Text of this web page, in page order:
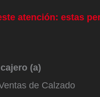
atención: estas
(a)
de Calzado